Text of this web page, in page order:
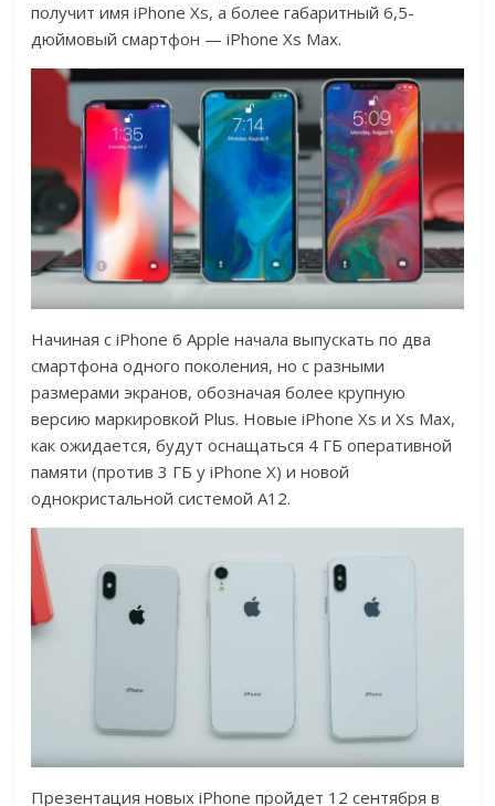
получит имя iPhone Xs, а более габаритный 6,5-
дюймовый смартфон — iPhone Xs Max.
Начиная с iPhone 6 Apple начала выпускать по два
смартфона одного поколения, но с разными
размерами экранов, обозначая более крупную
версию маркировкой Plus. Новые iPhone Xs и Xs Max,
как ожидается, будут оснащаться 4 ГБ оперативной
памяти (против 3 ГБ у iPhone X) и новой
однокристальной системой A12.
Презентация новых iPhone пройдет 12 сентября в